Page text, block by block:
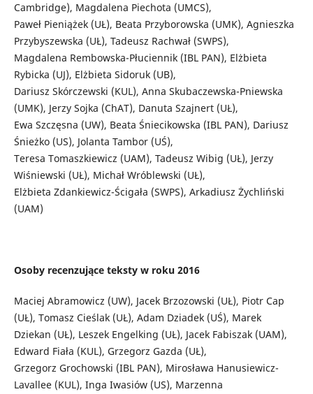
Cambridge), Magdalena Piechota (UMCS),
Paweł Pieniążek (UŁ), Beata Przyborowska (UMK), Agnieszka
Przybyszewska (UŁ), Tadeusz Rachwał (SWPS),
Magdalena Rembowska-Płuciennik (IBL PAN), Elżbieta
Rybicka (UJ), Elżbieta Sidoruk (UB),
Dariusz Skórczewski (KUL), Anna Skubaczewska-Pniewska
(UMK), Jerzy Sojka (ChAT), Danuta Szajnert (UŁ),
Ewa Szczęsna (UW), Beata Śniecikowska (IBL PAN), Dariusz
Śnieżko (US), Jolanta Tambor (UŚ),
Teresa Tomaszkiewicz (UAM), Tadeusz Wibig (UŁ), Jerzy
Wiśniewski (UŁ), Michał Wróblewski (UŁ),
Elżbieta Zdankiewicz-Ścigała (SWPS), Arkadiusz Żychliński
(UAM)
Osoby recenzujące teksty w roku 2016
Maciej Abramowicz (UW), Jacek Brzozowski (UŁ), Piotr Cap
(UŁ), Tomasz Cieślak (UŁ), Adam Dziadek (UŚ), Marek
Dziekan (UŁ), Leszek Engelking (UŁ), Jacek Fabiszak (UAM),
Edward Fiała (KUL), Grzegorz Gazda (UŁ),
Grzegorz Grochowski (IBL PAN), Mirosława Hanusiewicz-
Lavallee (KUL), Inga Iwasiów (US), Marzenna